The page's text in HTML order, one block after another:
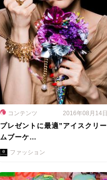
コンテンツ 2016年08月14日
プレゼントに最適”アイスクリー
ムブーケ…
ファッション